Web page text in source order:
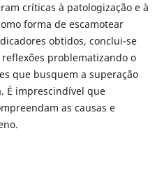
críticas à patologização e à
forma de escamotear
obtidos, conclui-se
problematizando o
que busquem a superação
É imprescindível que
as causas e